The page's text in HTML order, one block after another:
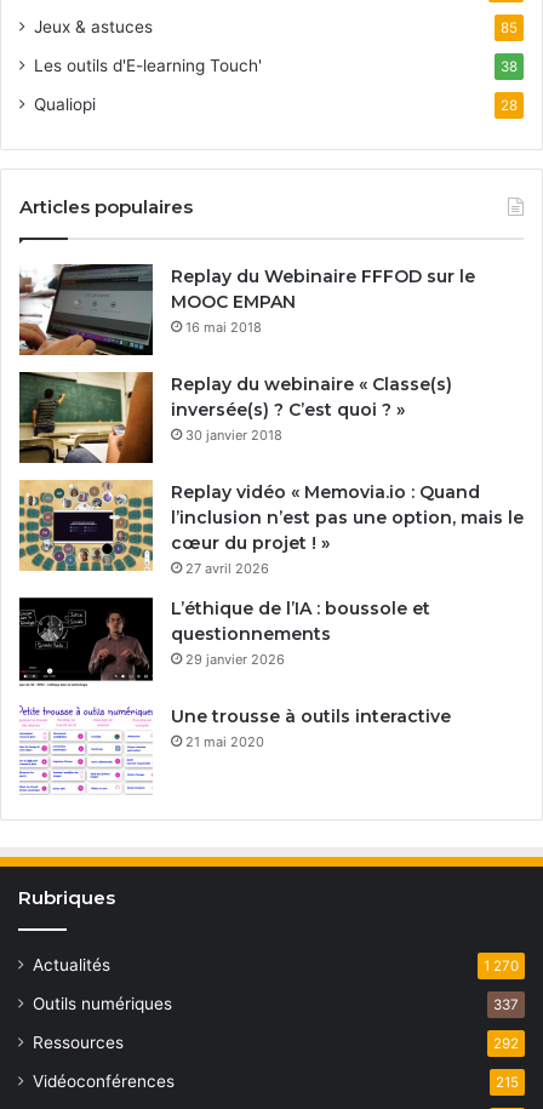
Jeux & astuces 85
Les outils d'E-learning Touch' 38
Qualiopi 28
Articles populaires
Replay du Webinaire FFFOD sur le
MOOC EMPAN
16 mai 2018
Replay du webinaire « Classe(s)
inversée(s) ? C’est quoi ? »
30 janvier 2018
Replay vidéo « Memovia.io : Quand
l’inclusion n’est pas une option, mais le
cœur du projet ! »
27 avril 2026
L’éthique de l’IA : boussole et
questionnements
29 janvier 2026
Une trousse à outils interactive
21 mai 2020
Rubriques
Actualités 1 270
Outils numériques 337
Ressources 292
Vidéoconférences 215